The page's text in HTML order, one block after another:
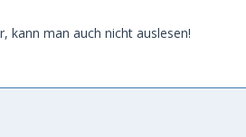
kann man auch nicht auslesen!